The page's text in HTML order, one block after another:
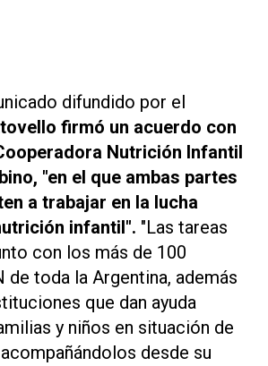
difundido por el
firmó un acuerdo con
Nutrición Infantil
"en el que ambas partes
a trabajar en la lucha
infantil". "Las tareas
con los más de 100
de toda la Argentina, además
que dan ayuda
y niños en situación de
desde su